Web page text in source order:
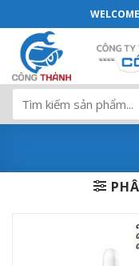
qua
dung
Camera IPC-
Tìm
kiếm: